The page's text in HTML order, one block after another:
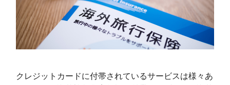
クレジットカードに付帯されているサービスは様々あ